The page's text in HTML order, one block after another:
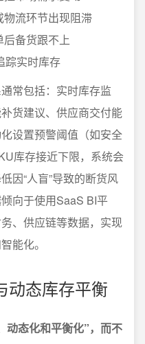
流环节出现阻滞
备货跟不上
踪实时库存
常包括：实时库存监
货建议、供应商交付能
设置预警阈值（如安全
库存接近下限，系统会
因“人盲”导致的断货风
向于使用SaaS BI平
、供应链等数据，实现
能化。
动态库存平衡
动态化和平衡化”，而不